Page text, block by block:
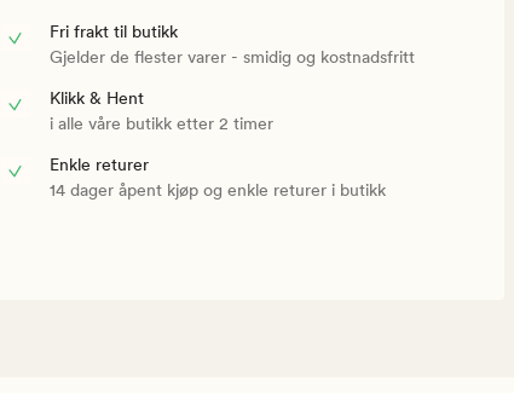
Fri frakt til butikk
Gjelder de flester varer - smidig og kostnadsfritt
Klikk & Hent
i alle våre butikk etter 2 timer
Enkle returer
14 dager åpent kjøp og enkle returer i butikk